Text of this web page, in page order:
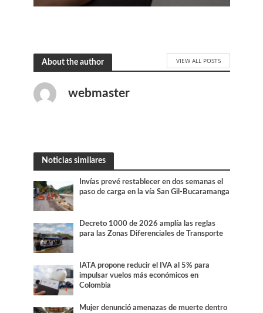
About the author VIEW ALL POSTS
webmaster
Noticias similares
Invías prevé restablecer en dos semanas el
paso de carga en la vía San Gil-Bucaramanga
Decreto 1000 de 2026 amplía las reglas
para las Zonas Diferenciales de Transporte
IATA propone reducir el IVA al 5% para
impulsar vuelos más económicos en
Colombia
Mujer denunció amenazas de muerte dentro